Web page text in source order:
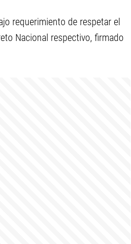
requerimiento de respetar el
Nacional respectivo, firmado